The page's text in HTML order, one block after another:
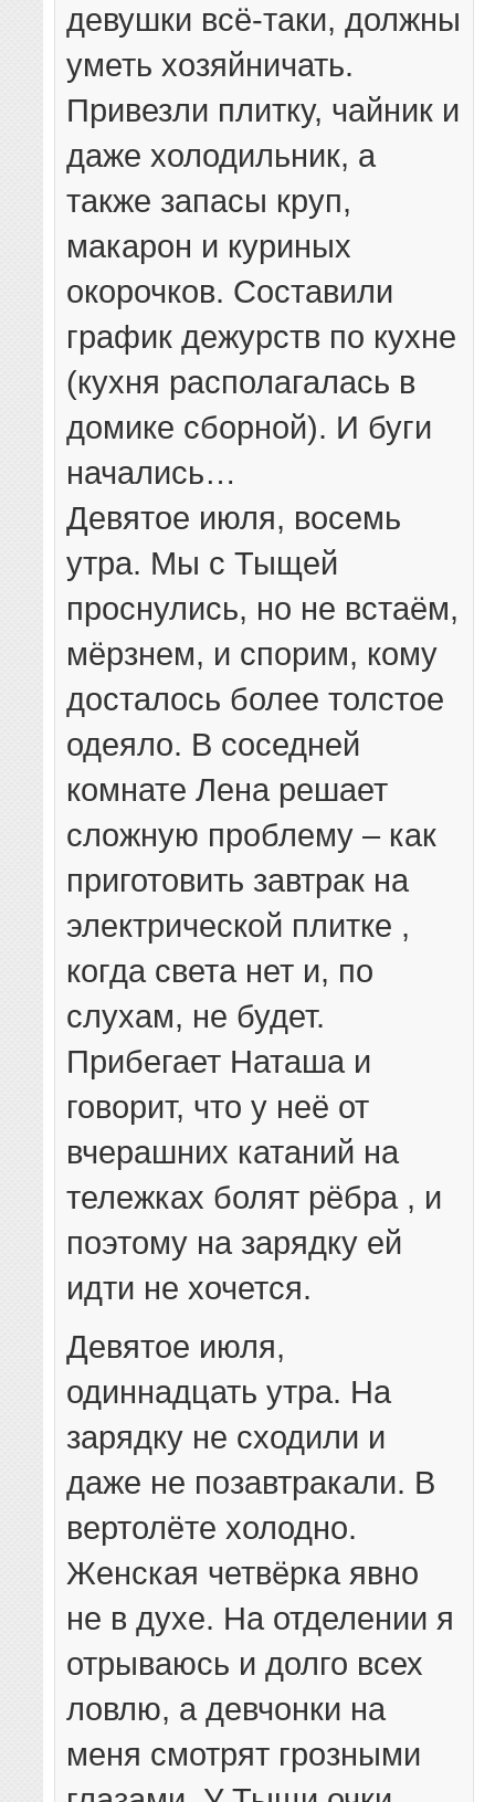
девушки всё-таки, должны
уметь хозяйничать.
Привезли плитку, чайник и
даже холодильник, а
также запасы круп,
макарон и куриных
окорочков. Составили
график дежурств по кухне
(кухня располагалась в
домике сборной). И буги
начались…
Девятое июля, восемь
утра. Мы с Тыщей
проснулись, но не встаём,
мёрзнем, и спорим, кому
досталось более толстое
одеяло. В соседней
комнате Лена решает
сложную проблему – как
приготовить завтрак на
электрической плитке ,
когда света нет и, по
слухам, не будет.
Прибегает Наташа и
говорит, что у неё от
вчерашних катаний на
тележках болят рёбра , и
поэтому на зарядку ей
идти не хочется.
Девятое июля,
одиннадцать утра. На
зарядку не сходили и
даже не позавтракали. В
вертолёте холодно.
Женская четвёрка явно
не в духе. На отделении я
отрываюсь и долго всех
ловлю, а девчонки на
меня смотрят грозными